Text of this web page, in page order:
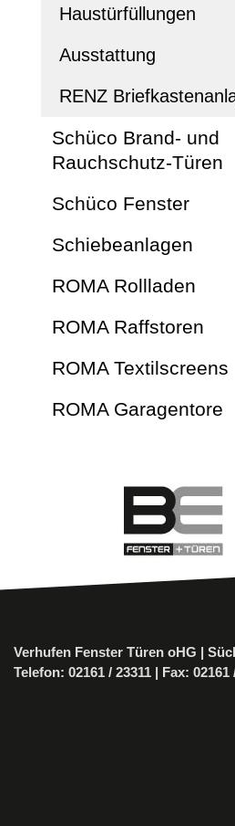
Haustürfüllungen
Ausstattung
RENZ
Schüco Brand- und
Rauchschutz-Türen
Schüco Fenster
Schiebeanlagen
ROMA Rollladen
ROMA Raffstoren
ROMA Textilscreens
ROMA Garagentore
Verhufen Fenster Türen oHG |
Telefon: 02161 / 23311 | Fax: 02161